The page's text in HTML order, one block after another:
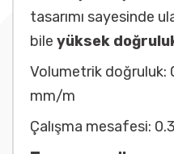
tasarımı sayesinde
bile yüksek
Volumetrik doğruluk:
mm/m
Çalışma mesafesi: